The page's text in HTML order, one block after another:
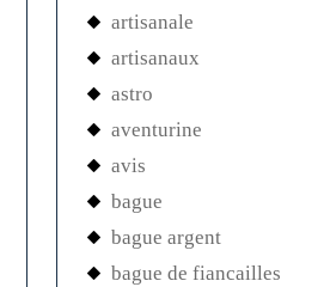
artisanale
artisanaux
astro
aventurine
avis
bague
bague argent
bague de fiancailles